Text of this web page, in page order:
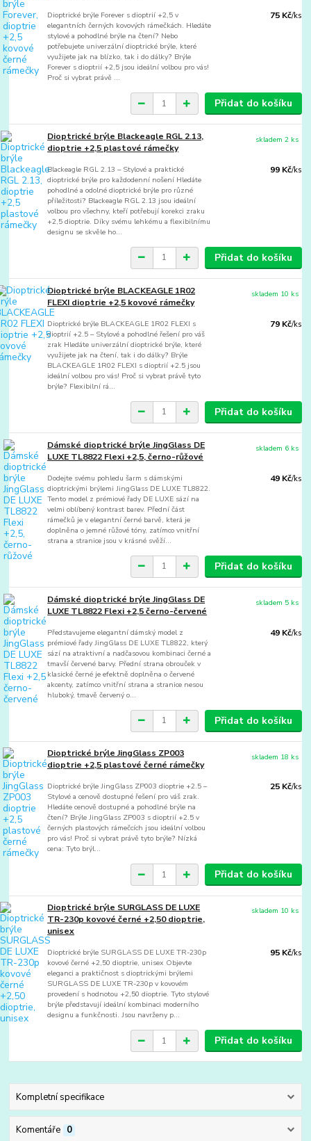
Dioptrické brýle Forever s dioptrií +2,5 v
elegantních černých kovových rámečkách. Hledáte
stylové a pohodlné brýle na čtení? Nebo
potřebujete univerzální dioptrické brýle, které
využijete jak na blízko, tak i do dálky? Brýle
Forever s dioptrií +2,5 jsou ideální volbou pro vás!
Proč si vybrat právě ...
75 Kč/ks
Přidat do košíku
Dioptrické brýle Blackeagle RGL 2.13,
dioptrie +2,5 plastové rámečky
Blackeagle RGL 2.13 – Stylové a praktické
dioptrické brýle pro každodenní nošení Hledáte
pohodlné a odolné dioptrické brýle pro různé
příležitosti? Blackeagle RGL 2.13 jsou ideální
volbou pro všechny, kteří potřebují korekci zraku
+2,5 dioptrie. Díky svému lehkému a flexibilnímu
designu se skvěle ho...
99 Kč/ks
skladem 2 ks
Přidat do košíku
Dioptrické brýle BLACKEAGLE 1R02
FLEXI dioptrie +2,5 kovové rámečky
Dioptrické brýle BLACKEAGLE 1R02 FLEXI s
dioptrií +2.5 – Stylové a pohodlné řešení pro váš
zrak Hledáte univerzální dioptrické brýle, které
využijete jak na čtení, tak i do dálky? Brýle
BLACKEAGLE 1R02 FLEXI s dioptrií +2.5 jsou
ideální volbou pro vás! Proč si vybrat právě tyto
brýle? Flexibilní rá...
79 Kč/ks
skladem 10 ks
Přidat do košíku
Dámské dioptrické brýle JingGlass DE
LUXE TL8822 Flexi +2,5, černo-růžové
Dodejte svému pohledu šarm s dámskými
dioptrickými brýlemi JingGlass DE LUXE TL8822.
Tento model z prémiové řady DE LUXE sází na
velmi oblíbený kontrast barev. Přední část
rámečků je v elegantní černé barvě, která je
doplněna o jemné růžové tóny, zatímco vnitřní
strana a stranice jsou v krásné svěží...
49 Kč/ks
skladem 6 ks
Přidat do košíku
Dámské dioptrické brýle JingGlass DE
LUXE TL8822 Flexi +2,5 černo-červené
Představujeme elegantní dámský model z
prémiové řady JingGlass DE LUXE TL8822, který
sází na atraktivní a nadčasovou kombinaci černé a
tmavší červené barvy. Přední strana obrouček v
klasické černé je efektně doplněna o červené
akcenty, zatímco vnitřní strana a stranice nesou
hluboký, tmavě červený o...
49 Kč/ks
skladem 5 ks
Přidat do košíku
Dioptrické brýle JingGlass ZP003
dioptrie +2,5 plastové černé rámečky
Dioptrické brýle JingGlass ZP003 dioptrie +2.5 –
Stylové a cenově dostupné řešení pro váš zrak.
Hledáte cenově dostupné a pohodlné brýle na
čtení? Brýle JingGlass ZP003 s dioptrií +2.5 v
černých plastových rámečcích jsou ideální volbou
pro vás! Proč si vybrat právě tyto brýle? Nízká
cena: Tyto brýl...
25 Kč/ks
skladem 18 ks
Přidat do košíku
Dioptrické brýle SURGLASS DE LUXE
TR-230p kovové černé +2,50 dioptrie,
unisex
Dioptrické brýle SURGLASS DE LUXE TR-230p
kovové černé +2,50 dioptrie, unisex Objevte
eleganci a praktičnost s dioptrickými brýlemi
SURGLASS DE LUXE TR-230p v kovovém
provedení s hodnotou +2,50 dioptrie. Tyto stylové
brýle představují ideální kombinaci moderního
designu a funkčnosti. Jsou navrženy p...
95 Kč/ks
skladem 10 ks
Přidat do košíku
Kompletní specifikace
Komentáře 0